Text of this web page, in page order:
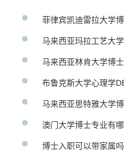
菲律宾凯迪雷拉大学
马来西亚玛拉工艺大
马来西亚林肯大学博
布鲁克斯大学心理学
马来西亚思特雅大学
澳门大学博士专业有
博士入职可以带家属